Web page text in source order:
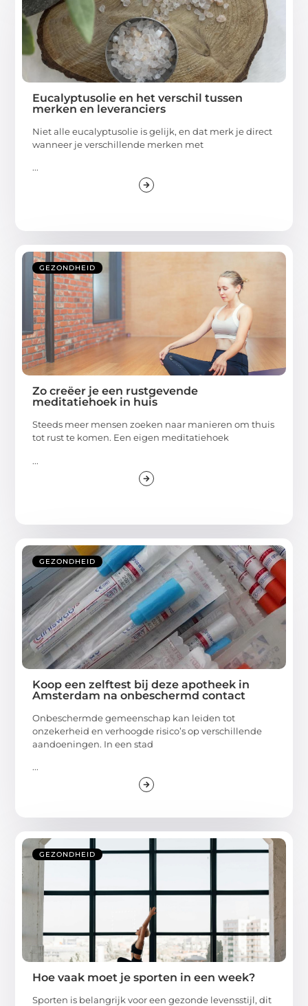
Eucalyptusolie en het verschil tussen
merken en leveranciers
Niet alle eucalyptusolie is gelijk, en dat merk je direct
wanneer je verschillende merken met
...
GEZONDHEID
Zo creëer je een rustgevende
meditatiehoek in huis
Steeds meer mensen zoeken naar manieren om thuis
tot rust te komen. Een eigen meditatiehoek
...
GEZONDHEID
Koop een zelftest bij deze apotheek in
Amsterdam na onbeschermd contact
Onbeschermde gemeenschap kan leiden tot
onzekerheid en verhoogde risico’s op verschillende
aandoeningen. In een stad
...
GEZONDHEID
Hoe vaak moet je sporten in een week?
Sporten is belangrijk voor een gezonde levensstijl, dit